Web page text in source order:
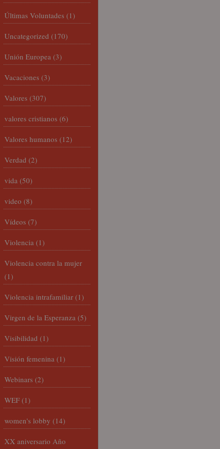
Últimas Voluntades (1)
Uncategorized (170)
Unión Europea (3)
Vacaciones (3)
Valores (307)
valores cristianos (6)
Valores humanos (12)
Verdad (2)
vida (50)
video (8)
Vídeos (7)
Violencia (1)
Violencia contra la mujer
(1)
Violencia intrafamiliar (1)
Virgen de la Esperanza (5)
Visibilidad (1)
Visión femenina (1)
Webinars (2)
WEF (1)
women's lobby (14)
XX aniversario Año